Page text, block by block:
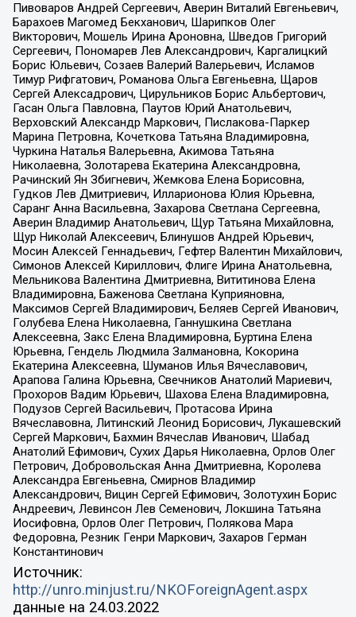
Пивоваров Андрей Сергеевич, Аверин Виталий Евгеньевич,
Барахоев Магомед Бекханович, Шарипков Олег
Викторович, Мошель Ирина Ароновна, Шведов Григорий
Сергеевич, Пономарев Лев Александрович, Каргалицкий
Борис Юльевич, Созаев Валерий Валерьевич, Исламов
Тимур Рифгатович, Романова Ольга Евгеньевна, Щаров
Сергей Алексадрович, Цирульников Борис Альбертович,
Гасан Ольга Павловна, Паутов Юрий Анатольевич,
Верховский Александр Маркович, Пислакова-Паркер
Марина Петровна, Кочеткова Татьяна Владимировна,
Чуркина Наталья Валерьевна, Акимова Татьяна
Николаевна, Золотарева Екатерина Александровна,
Рачинский Ян Збигневич, Жемкова Елена Борисовна,
Гудков Лев Дмитриевич, Илларионова Юлия Юрьевна,
Саранг Анна Васильевна, Захарова Светлана Сергеевна,
Аверин Владимир Анатольевич, Щур Татьяна Михайловна,
Щур Николай Алексеевич, Блинушов Андрей Юрьевич,
Мосин Алексей Геннадьевич, Гефтер Валентин Михайлович,
Симонов Алексей Кириллович, Флиге Ирина Анатольевна,
Мельникова Валентина Дмитриевна, Вититинова Елена
Владимировна, Баженова Светлана Куприяновна,
Максимов Сергей Владимирович, Беляев Сергей Иванович,
Голубева Елена Николаевна, Ганнушкина Светлана
Алексеевна, Закс Елена Владимировна, Буртина Елена
Юрьевна, Гендель Людмила Залмановна, Кокорина
Екатерина Алексеевна, Шуманов Илья Вячеславович,
Арапова Галина Юрьевна, Свечников Анатолий Мариевич,
Прохоров Вадим Юрьевич, Шахова Елена Владимировна,
Подузов Сергей Васильевич, Протасова Ирина
Вячеславовна, Литинский Леонид Борисович, Лукашевский
Сергей Маркович, Бахмин Вячеслав Иванович, Шабад
Анатолий Ефимович, Сухих Дарья Николаевна, Орлов Олег
Петрович, Добровольская Анна Дмитриевна, Королева
Александра Евгеньевна, Смирнов Владимир
Александрович, Вицин Сергей Ефимович, Золотухин Борис
Андреевич, Левинсон Лев Семенович, Локшина Татьяна
Иосифовна, Орлов Олег Петрович, Полякова Мара
Федоровна, Резник Генри Маркович, Захаров Герман
Константинович
Источник:
http://unro.minjust.ru/NKOForeignAgent.aspx
данные на 24.03.2022